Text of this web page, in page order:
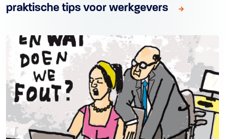
praktische tips voor werkgevers